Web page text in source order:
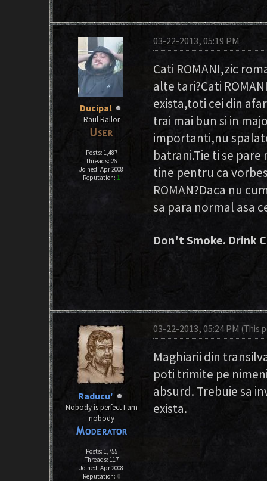
Ducipal
Raul Railor
Posts: 1,487
Threads: 26
Joined: Apr 2008
Reputation: 1
03-22-2013, 05:19 PM
Cati ROMANI,zic
alte tari?Cati
exista,toti cei din
trai mai bun si in
importanti,nu
batrani.Tie ti se pare
tine pentru ca
ROMAN?Daca nu
sa para normal asa
Don't Smoke. Drink
Raducu'
Nobody is perfect I am
nobody
Posts: 1,755
Threads: 117
Joined: Apr 2008
Reputation: 0
03-22-2013, 05:24 PM(This
Maghiarii din
poti trimite pe
absurd. Trebuie sa
exista.